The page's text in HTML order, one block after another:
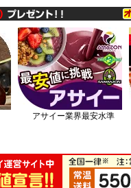
アサイー業界最安水準